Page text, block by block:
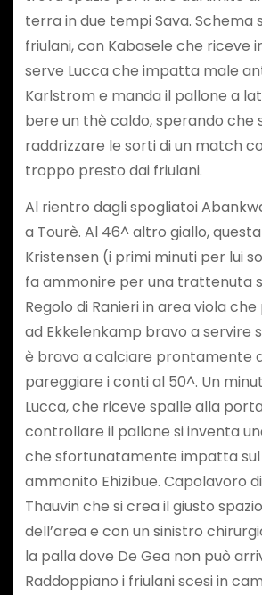
terra in due tempi Sava. Schema
friulani, con Kabasele che riceve
serve Lucca che impatta male
Karlstrom e manda il pallone a
bere un thè caldo, sperando che
raddrizzare le sorti di un match
troppo presto dai friulani.
Al rientro dagli spogliatoi
a Tourè. Al 46^ altro giallo,
Kristensen (i primi minuti per lui
fa ammonire per una trattenuta
Regolo di Ranieri in area viola
ad Ekkelenkamp bravo a servire
è bravo a calciare prontamente
pareggiare i conti al 50^. Un
Lucca, che riceve spalle alla
controllare il pallone si inventa
che sfortunatamente impatta sul
ammonito Ehizibue. Capolavoro
Thauvin che si crea il giusto
dell’area e con un sinistro
la palla dove De Gea non può
Raddoppiano i friulani scesi in